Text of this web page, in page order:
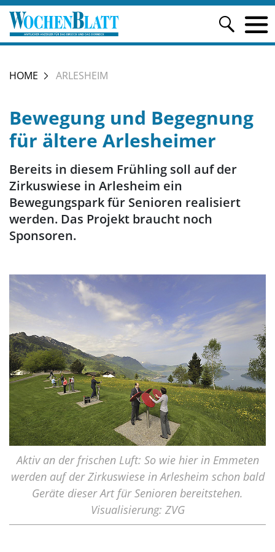
HOME ARLESHEIM
Bewegung und Begegnung
für ältere Arlesheimer
Bereits in diesem Frühling soll auf der
Zirkuswiese in Arlesheim ein
Bewegungspark für Senioren realisiert
werden. Das Projekt braucht noch
Sponsoren.
Aktiv an der frischen Luft: So wie hier in Emmeten
werden auf der Zirkuswiese in Arlesheim schon bald
Geräte dieser Art für Senioren bereitstehen.
Visualisierung: ZVG